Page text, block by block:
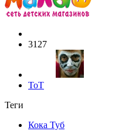
3127
ToT
Теги
Кока Туб